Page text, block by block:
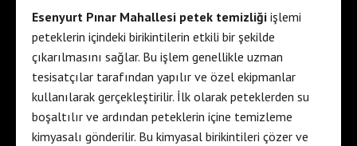
Esenyurt Pınar Mahallesi petek temizliği işlemi
peteklerin içindeki birikintilerin etkili bir şekilde
çıkarılmasını sağlar. Bu işlem genellikle uzman
tesisatçılar tarafından yapılır ve özel ekipmanlar
kullanılarak gerçekleştirilir. İlk olarak peteklerden su
boşaltılır ve ardından peteklerin içine temizleme
kimyasalı gönderilir. Bu kimyasal birikintileri çözer ve